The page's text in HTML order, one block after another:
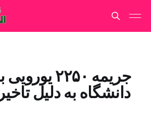
جریمه ۲۲۵۰
دانشگاه به دلیل